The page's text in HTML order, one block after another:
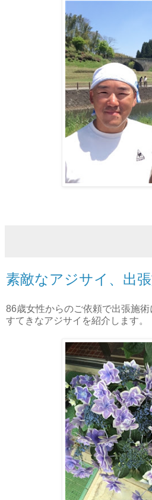
素敵なアジサイ、出
86歳女性からのご依頼で出張施
すてきなアジサイを紹介します。